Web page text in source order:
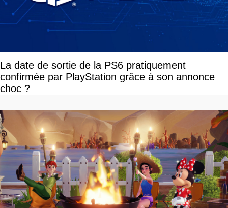
La date de sortie de la PS6 pratiquement
confirmée par PlayStation grâce à son annonce
choc ?